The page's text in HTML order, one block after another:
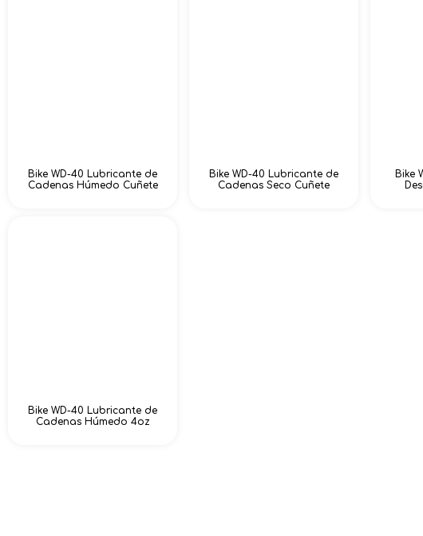
Bike WD-40 Lubricante de
Cadenas Húmedo Cuñete
Bike WD-40 Lubricante de
Cadenas Seco Cuñete
Bike
Bike WD-40 Lubricante de
Cadenas Húmedo 4oz